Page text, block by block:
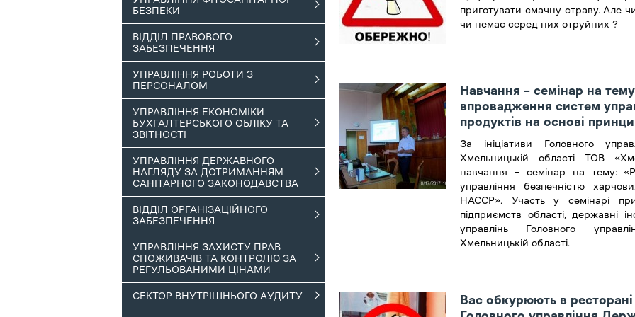
БЕЗПЕКИ
ВІДДІЛ ПРАВОВОГО
ЗАБЕЗПЕЧЕННЯ
УПРАВЛІННЯ РОБОТИ З
ПЕРСОНАЛОМ
УПРАВЛІННЯ ЕКОНОМІКИ
БУХГАЛТЕРСЬКОГО ОБЛІКУ ТА
ЗВІТНОСТІ
УПРАВЛІННЯ ДЕРЖАВНОГО
НАГЛЯДУ ЗА ДОТРИМАННЯМ
САНІТАРНОГО ЗАКОНОДАВСТВА
ВІДДІЛ ОРГАНІЗАЦІЙНОГО
ЗАБЕЗПЕЧЕННЯ
УПРАВЛІННЯ ЗАХИСТУ ПРАВ
СПОЖИВАЧІВ ТА КОНТРОЛЮ ЗА
РЕГУЛЬОВАНИМИ ЦІНАМИ
СЕКТОР ВНУТРІШНЬОГО АУДИТУ
приготувати смачну страву. Але
чи немає серед них отруйних ?
Навчання – семінар на
впровадження систем
продуктів на основі
За ініціативи Головного
Хмельницькій області ТОВ
навчання – семінар на тему:
управління безпечністю
НАССР». Участь у семінарі
підприємств області, державні
управлінь Головного
Хмельницькій області.
Вас обкурюють в